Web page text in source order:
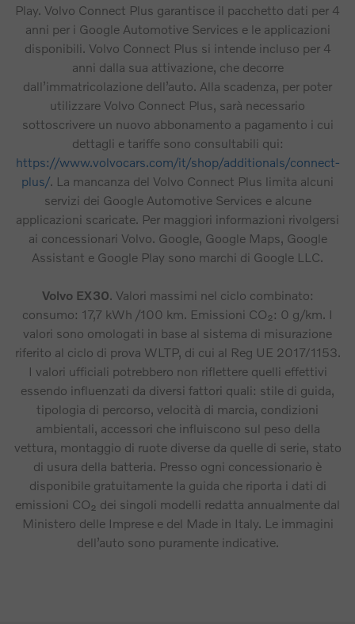
Play. Volvo Connect Plus garantisce il pacchetto dati per 4
anni per i Google Automotive Services e le applicazioni
disponibili. Volvo Connect Plus si intende incluso per 4
anni dalla sua attivazione, che decorre
dall’immatricolazione dell’auto. Alla scadenza, per poter
utilizzare Volvo Connect Plus, sarà necessario
sottoscrivere un nuovo abbonamento a pagamento i cui
dettagli e tariffe sono consultabili qui:
https://www.volvocars.com/it/shop/additionals/connect-
plus/. La mancanza del Volvo Connect Plus limita alcuni
servizi dei Google Automotive Services e alcune
applicazioni scaricate. Per maggiori informazioni rivolgersi
ai concessionari Volvo. Google, Google Maps, Google
Assistant e Google Play sono marchi di Google LLC.
Volvo EX30. Valori massimi nel ciclo combinato:
consumo: 17,7 kWh /100 km. Emissioni CO₂: 0 g/km. I
valori sono omologati in base al sistema di misurazione
riferito al ciclo di prova WLTP, di cui al Reg UE 2017/1153.
I valori ufficiali potrebbero non riflettere quelli effettivi
essendo influenzati da diversi fattori quali: stile di guida,
tipologia di percorso, velocità di marcia, condizioni
ambientali, accessori che influiscono sul peso della
vettura, montaggio di ruote diverse da quelle di serie, stato
di usura della batteria. Presso ogni concessionario è
disponibile gratuitamente la guida che riporta i dati di
emissioni CO₂ dei singoli modelli redatta annualmente dal
Ministero delle Imprese e del Made in Italy. Le immagini
dell’auto sono puramente indicative.